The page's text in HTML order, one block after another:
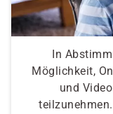
In
Möglichkeit,
und